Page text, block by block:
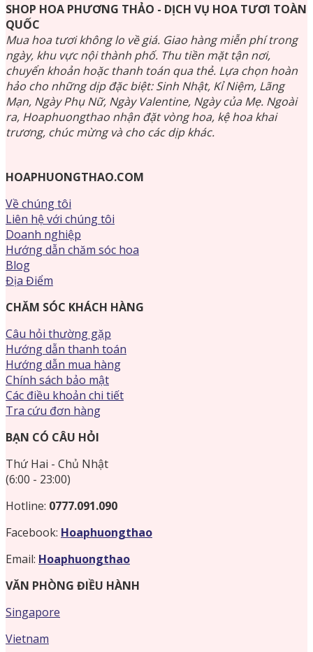
SHOP HOA PHƯƠNG THẢO - DỊCH VỤ HOA TƯƠI TOÀN
QUỐC
Mua hoa tươi không lo về giá. Giao hàng miễn phí trong
ngày, khu vực nội thành phố. Thu tiền mặt tận nơi,
chuyển khoản hoặc thanh toán qua thẻ. Lựa chọn hoàn
hảo cho những dịp đặc biệt: Sinh Nhật, Kỉ Niệm, Lãng
Mạn, Ngày Phụ Nữ, Ngày Valentine, Ngày của Mẹ. Ngoài
ra, Hoaphuongthao nhận đặt vòng hoa, kệ hoa khai
trương, chúc mừng và cho các dịp khác.
HOAPHUONGTHAO.COM
Về chúng tôi
Liên hệ với chúng tôi
Doanh nghiệp
Hướng dẫn chăm sóc hoa
Blog
Địa Điểm
CHĂM SÓC KHÁCH HÀNG
Câu hỏi thường gặp
Hướng dẫn thanh toán
Hướng dẫn mua hàng
Chính sách bảo mật
Các điều khoản chi tiết
Tra cứu đơn hàng
BẠN CÓ CÂU HỎI
Thứ Hai - Chủ Nhật
(6:00 - 23:00)
Hotline: 0777.091.090
Facebook: Hoaphuongthao
Email: Hoaphuongthao
VĂN PHÒNG ĐIỀU HÀNH
Singapore
Vietnam